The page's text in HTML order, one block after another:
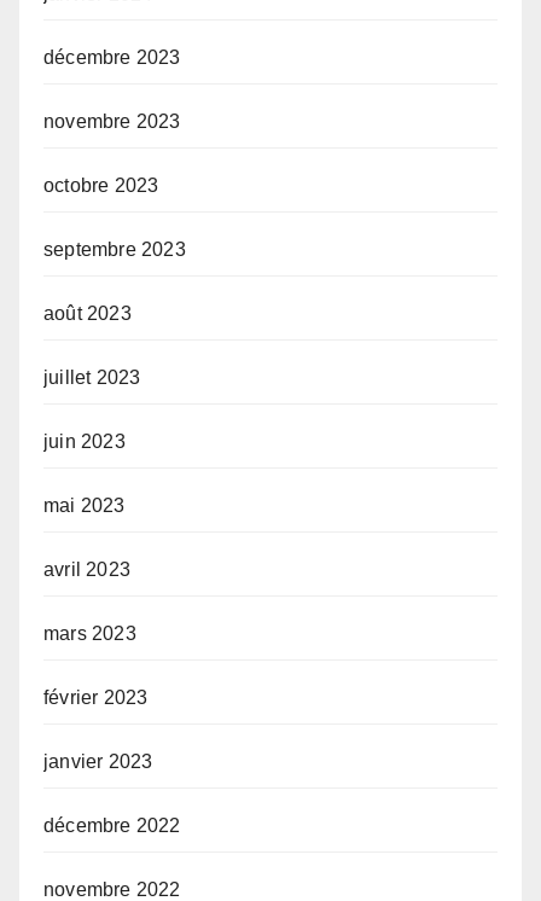
décembre 2023
novembre 2023
octobre 2023
septembre 2023
août 2023
juillet 2023
juin 2023
mai 2023
avril 2023
mars 2023
février 2023
janvier 2023
décembre 2022
novembre 2022